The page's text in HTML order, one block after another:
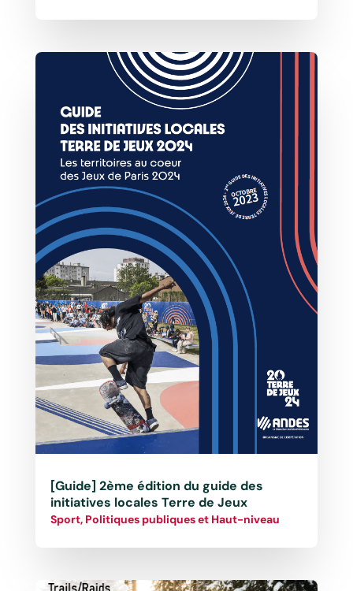
[Guide] 2ème édition du guide des
initiatives locales Terre de Jeux
Sport, Politiques publiques et Haut-niveau